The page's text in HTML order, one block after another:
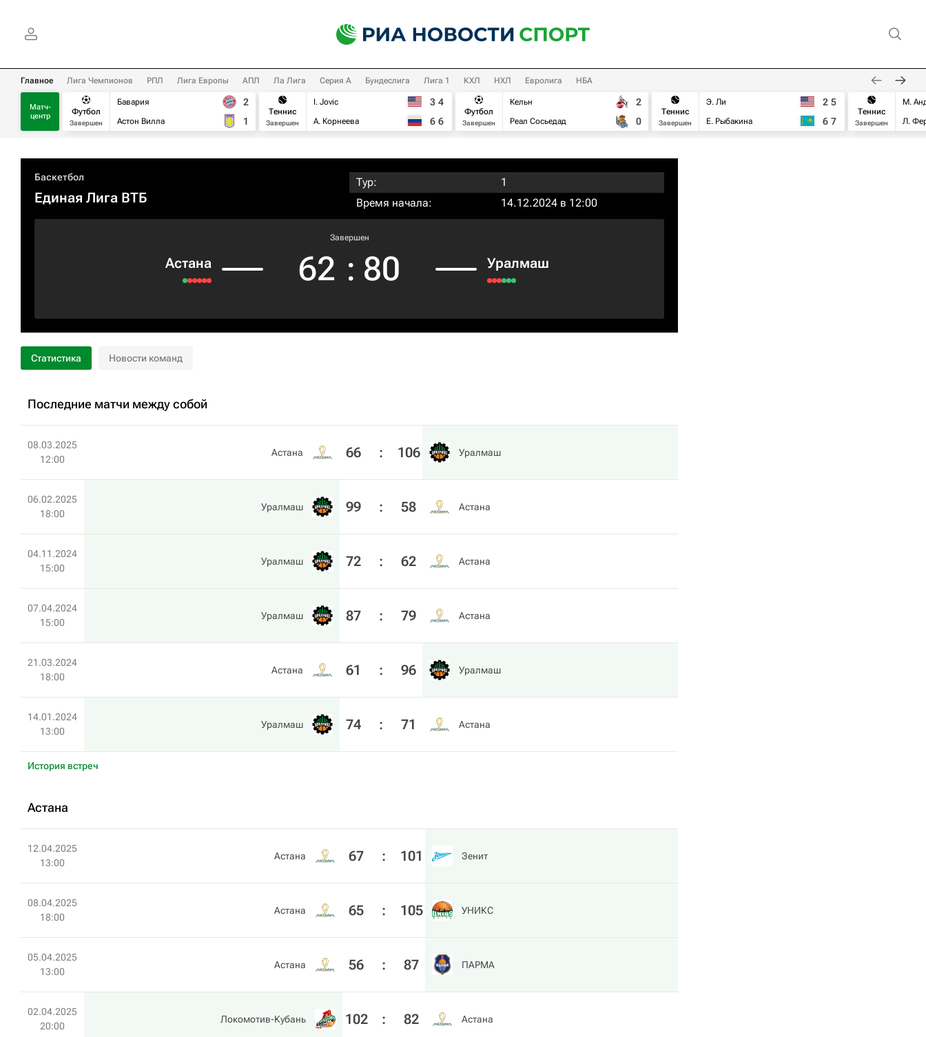
Главное Лига Чемпионов РПЛ Лига Европы АПЛ Ла Лига Серия А Бундеслига Лига 1 КХЛ НХЛ Евролига НБА
Матч-
центр
Футбол
Завершен
Бавария
Астон Вилла
2
1
Теннис
Завершен
I. Jovic
А. Корнеева
3 4
6 6
Футбол
Завершен
Кельн
Реал Сосьедад
2
0
Теннис
Завершен
Э. Ли
Е. Рыбакина
2 5
6 7
Теннис
Завершен
М.
Л.
Баскетбол
Единая Лига ВТБ
Тур:
1
Время начала:
14.12.2024 в 12:00
Астана
Завершен
62 : 80 Уралмаш
Статистика Новости команд
Последние матчи между собой
08.03.2025
12:00
Астана 66 : 106 Уралмаш
06.02.2025
18:00
Уралмаш 99 : 58 Астана
04.11.2024
15:00
Уралмаш 72 : 62 Астана
07.04.2024
15:00
Уралмаш 87 : 79 Астана
21.03.2024
18:00
Астана 61 : 96 Уралмаш
14.01.2024
13:00
Уралмаш 74 : 71 Астана
История встреч
Астана
12.04.2025
13:00
Астана 67 : 101 Зенит
08.04.2025
18:00
Астана 65 : 105 УНИКС
05.04.2025
13:00
Астана 56 : 87 ПАРМА
02.04.2025
20:00
Локомотив-Кубань 102 : 82 Астана